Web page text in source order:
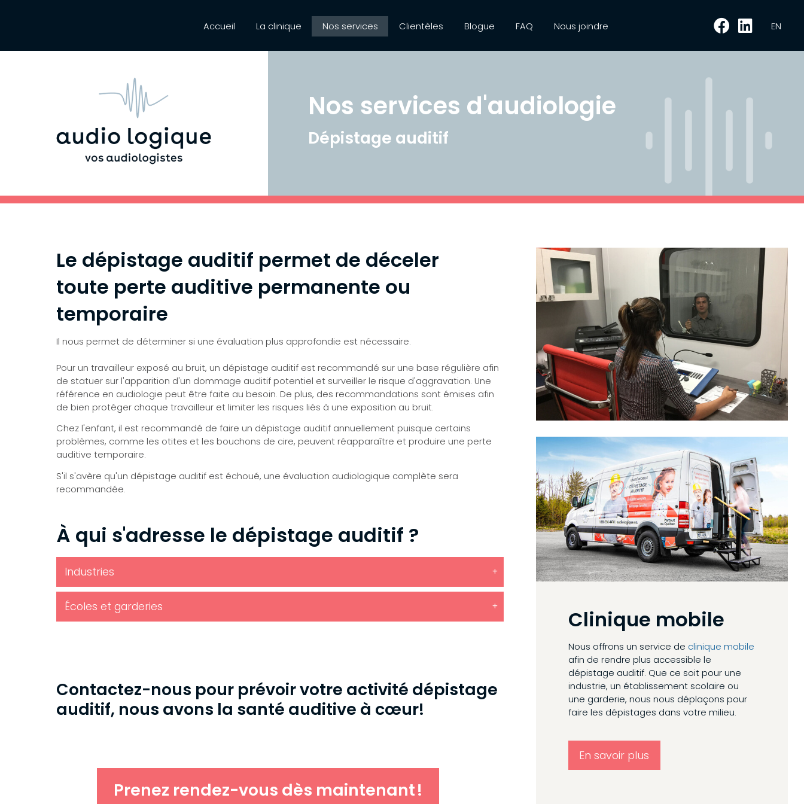
Accueil La clinique Nos services Clientèles Blogue FAQ Nous joindre EN
Nos services d'audiologie
Dépistage auditif
Le dépistage auditif permet de déceler
toute perte auditive permanente ou
temporaire
Il nous permet de déterminer si une évaluation plus approfondie est nécessaire.
Pour un travailleur exposé au bruit, un dépistage auditif est recommandé sur une base régulière afin
de statuer sur l'apparition d'un dommage auditif potentiel et surveiller le risque d'aggravation. Une
référence en audiologie peut être faite au besoin. De plus, des recommandations sont émises afin
de bien protéger chaque travailleur et limiter les risques liés à une exposition au bruit.
Chez l'enfant, il est recommandé de faire un dépistage auditif annuellement puisque certains
problèmes, comme les otites et les bouchons de cire, peuvent réapparaître et produire une perte
auditive temporaire.
S'il s'avère qu'un dépistage auditif est échoué, une évaluation audiologique complète sera
recommandée.
À qui s'adresse le dépistage auditif ?
Industries
Écoles et garderies Clinique mobile
Nous offrons un service de clinique mobile
afin de rendre plus accessible le
dépistage auditif. Que ce soit pour une
industrie, un établissement scolaire ou
une garderie, nous nous déplaçons pour
faire les dépistages dans votre milieu.
En savoir plus
Contactez-nous pour prévoir votre activité dépistage
auditif, nous avons la santé auditive à cœur!
Prenez rendez-vous dès maintenant!